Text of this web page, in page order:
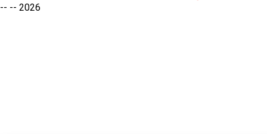
-- -- 2026